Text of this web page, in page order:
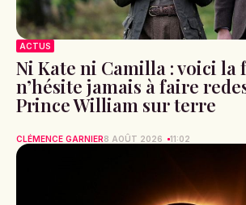
ACTUS
Ni Kate ni Camilla : voici la
n’hésite jamais à faire
Prince William sur terre
CLÉMENCE GARNIER8 AOÛT 2026 11:02